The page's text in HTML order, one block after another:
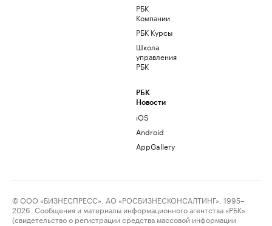
РБК
Компании
РБК Курсы
Школа
управления
РБК
РБК
Новости
iOS
Android
AppGallery
© ООО «БИЗНЕСПРЕСС», АО «РОСБИЗНЕСКОНСАЛТИНГ», 1995–
2026. Сообщения и материалы информационного агентства «РБК»
(свидетельство о регистрации средства массовой информации